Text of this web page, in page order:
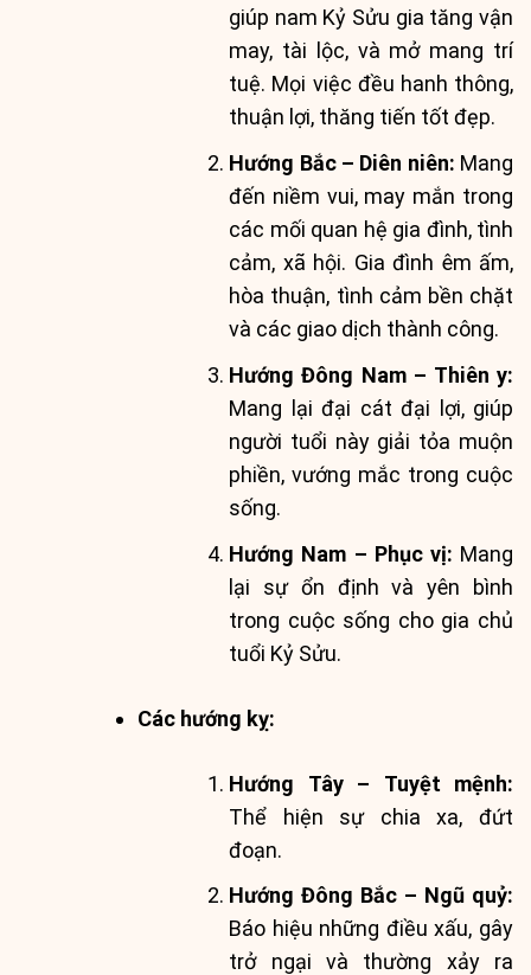
giúp nam Kỷ Sửu gia tăng vận
may, tài lộc, và mở mang trí
tuệ. Mọi việc đều hanh thông,
thuận lợi, thăng tiến tốt đẹp.
Hướng Bắc – Diên niên: Mang
đến niềm vui, may mắn trong
các mối quan hệ gia đình, tình
cảm, xã hội. Gia đình êm ấm,
hòa thuận, tình cảm bền chặt
và các giao dịch thành công.
Hướng Đông Nam – Thiên y:
Mang lại đại cát đại lợi, giúp
người tuổi này giải tỏa muộn
phiền, vướng mắc trong cuộc
sống.
Hướng Nam – Phục vị: Mang
lại sự ổn định và yên bình
trong cuộc sống cho gia chủ
tuổi Kỷ Sửu.
Các hướng kỵ:
Hướng Tây – Tuyệt mệnh:
Thể hiện sự chia xa, đứt
đoạn.
Hướng Đông Bắc – Ngũ quỷ:
Báo hiệu những điều xấu, gây
trở ngại và thường xảy ra